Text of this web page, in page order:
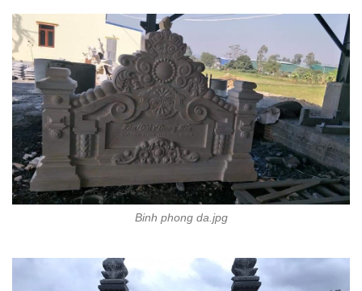
Binh phong da.jpg